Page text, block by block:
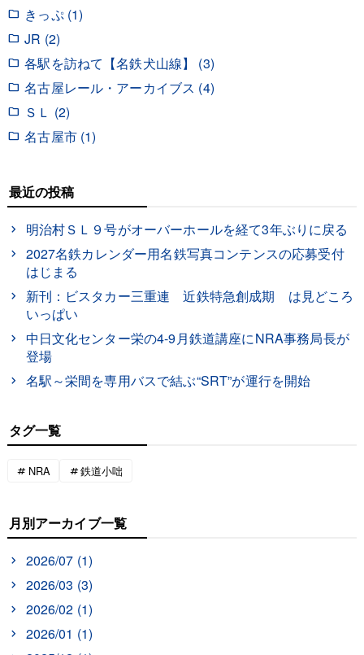
きっぷ (1)
JR (2)
各駅を訪ねて【名鉄犬山線】 (3)
名古屋レール・アーカイブス (4)
ＳＬ (2)
名古屋市 (1)
最近の投稿
明治村ＳＬ９号がオーバーホールを経て3年ぶりに戻る
2027名鉄カレンダー用名鉄写真コンテンスの応募受付
はじまる
新刊：ビスタカー三重連 近鉄特急創成期 は見どころ
いっぱい
中日文化センター栄の4-9月鉄道講座にNRA事務局長が
登場
名駅～栄間を専用バスで結ぶ“SRT”が運行を開始
タグ一覧
NRA 鉄道小咄
月別アーカイブ一覧
2026/07 (1)
2026/03 (3)
2026/02 (1)
2026/01 (1)